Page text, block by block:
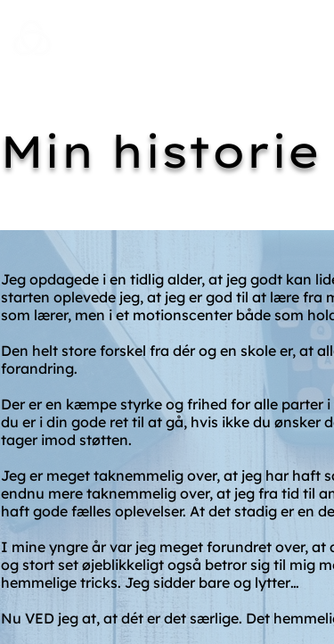
Min historie
Jeg opdagede i en tidlig alder, at jeg godt kan
starten oplevede jeg, at jeg er god til at lære fra
som lærer, men i et motionscenter både som
Den helt store forskel fra dér og en skole er, at
forandring.
Der er en kæmpe styrke og frihed for alle
du er i din gode ret til at gå, hvis ikke du ønsker
tager imod støtten.
Jeg er meget taknemmelig over, at jeg har haft
endnu mere taknemmelig over, at jeg fra tid til
haft gode fælles oplevelser. At det stadig er en
I mine yngre år var jeg meget forundret over,
og stort set øjeblikkeligt også betror sig til mig
hemmelige tricks. Jeg sidder bare og lytter…
Nu VED jeg at, at dét er det særlige. Det